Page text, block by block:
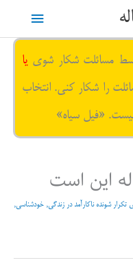
فهرست
مسائلت شکار شوی یا
را شکار کنی. انتخاب
«فیل سیاه»
این است
تکرار شونده ناکارآمد در زندگی, خودشناسی,